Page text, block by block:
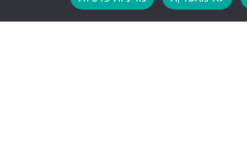
info@cwa.org.il